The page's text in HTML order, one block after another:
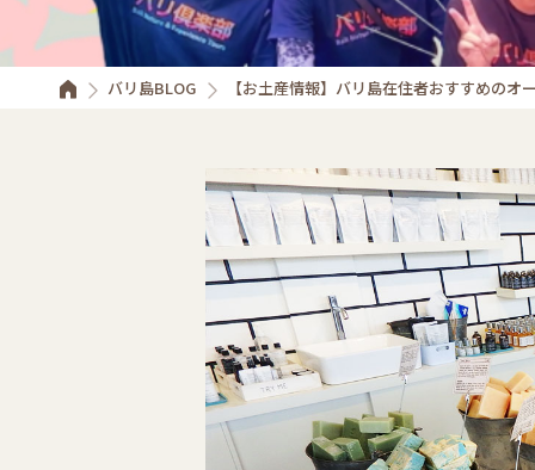
バリ島BLOG 【お土産情報】バリ島在住者おすすめの